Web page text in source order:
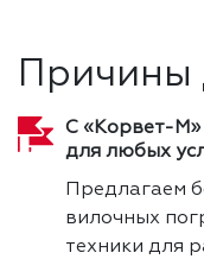
Причины
С «Корвет-М»
для любых
Предлагаем
вилочных
техники для